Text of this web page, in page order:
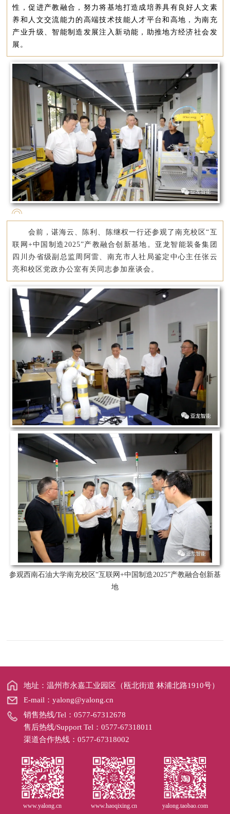
性，促进产教融合，努力将基地打造成培养具有良好人文素
养和人文交流能力的高端技术技能人才平台和高地，为南充
产业升级、智能制造发展注入新动能，助推地方经济社会发
展。
会前，谌海云、陈利、陈继权一行还参观了南充校区“互
联网+中国制造2025”产教融合创新基地。亚龙智能装备集团
四川办省级副总监周阿雷、南充市人社局鉴定中心主任张云
亮和校区党政办公室有关同志参加座谈会。
参观西南石油大学南充校区“互联网+中国制造2025”产教融合创新基
地
地址：温州市永嘉工业园区（瓯北街道 林浦北路1910号）
E-mail：yalong@yalong.cn
销售热线/Tel：0577-67312678
售后热线/Support Tel：0577-67318011
渠道合作热线：0577-67318002
www.yalong.cn www.haoqixing.cn yalong.taobao.com